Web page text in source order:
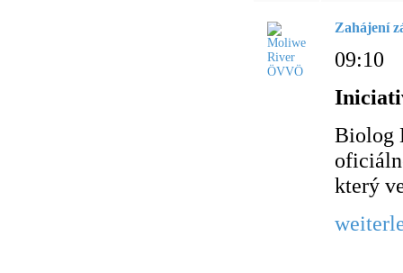
Zahájení
09:10
Biolog
který